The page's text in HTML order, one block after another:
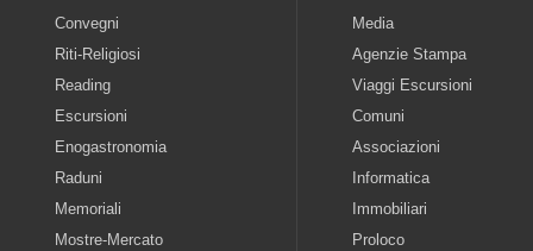
Convegni
Riti-Religiosi
Reading
Escursioni
Enogastronomia
Raduni
Memoriali
Mostre-Mercato
Media
Agenzie Stampa
Viaggi Escursioni
Comuni
Associazioni
Informatica
Immobiliari
Proloco